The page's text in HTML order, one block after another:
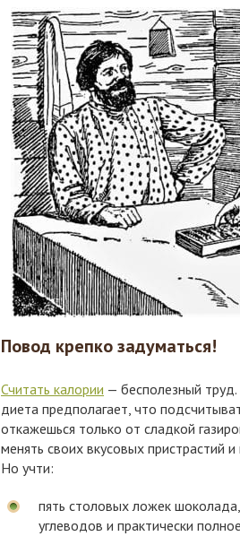
Повод крепко задуматься!
Считать калории — бесполезный
диета предполагает, что
откажешься только от сладкой
менять своих вкусовых пристрастий
Но учти:
пять столовых ложек
углеводов и практически